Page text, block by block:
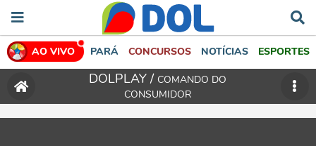
AO VIVO PARÁ CONCURSOS NOTÍCIAS ESPORTES
DOLPLAY / COMANDO DO
CONSUMIDOR